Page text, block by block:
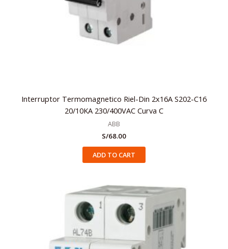
Interruptor Termomagnetico Riel-Din 2x16A S202-C16
20/10KA 230/400VAC Curva C
ABB
S/68.00
ADD TO CART